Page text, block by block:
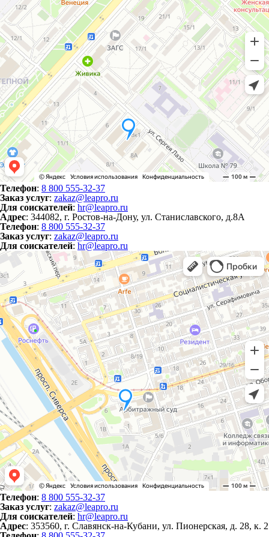
Телефон: 8 800 555-32-37
Заказ услуг: zakaz@leapro.ru
Для соискателей: hr@leapro.ru
Адрес: 344082, г. Ростов-на-Дону, ул. Станиславского, д.8А
Телефон: 8 800 555-32-37
Заказ услуг: zakaz@leapro.ru
Для соискателей: hr@leapro.ru
Телефон: 8 800 555-32-37
Заказ услуг: zakaz@leapro.ru
Для соискателей: hr@leapro.ru
Адрес: 353560, г. Славянск-на-Кубани, ул. Пионерская, д. 28, к. 2